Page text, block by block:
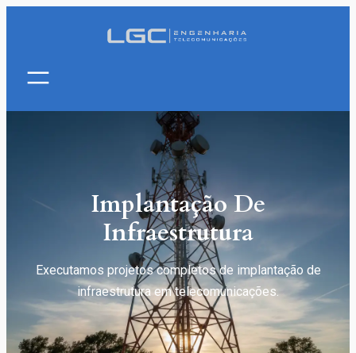
Implantação De
Infraestrutura
Executamos projetos completos de implantação de
infraestrutura em telecomunicações.